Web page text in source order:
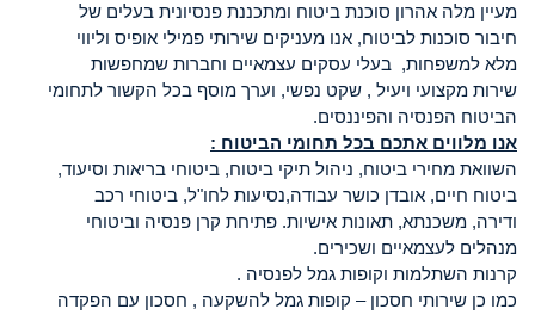
מעיין מלה אהרון סוכנת ביטוח ומתכננת פנסיונית בעלים של
חיבור סוכנות לביטוח, אנו מעניקים שירותי פמילי אופיס וליווי
מלא למשפחות, בעלי עסקים עצמאיים וחברות שמחפשות
שירות מקצועי ויעיל , שקט נפשי, וערך מוסף בכל הקשור לתחומי
הביטוח הפנסיה והפיננסים.
אנו מלווים אתכם בכל תחומי הביטוח :
השוואת מחירי ביטוח, ניהול תיקי ביטוח, ביטוחי בריאות וסיעוד,
ביטוח חיים, אובדן כושר עבודה,נסיעות לחו"ל, ביטוחי רכב
ודירה, משכנתא, תאונות אישיות. פתיחת קרן פנסיה וביטוחי
מנהלים לעצמאיים ושכירים.
קרנות השתלמות וקופות גמל לפנסיה .
כמו כן שירותי חסכון – קופות גמל להשקעה , חסכון עם הפקדה